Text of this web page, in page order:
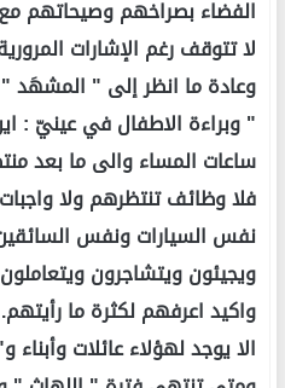
الفضاء بصراخهم وصيحاتهم
لا تتوقف رغم الإشارات
وعادة ما انظر إلى " المشهَد "
" وبراءة الاطفال في عينيّ :
ساعات المساء والى ما بعد
فلا وظائف تنتظرهم ولا
نفس السيارات ونفس
ويجيئون ويتشاجرون
واكيد اعرفهم لكثرة ما رأيتهم.
الا يوجد لهؤلاء عائلات